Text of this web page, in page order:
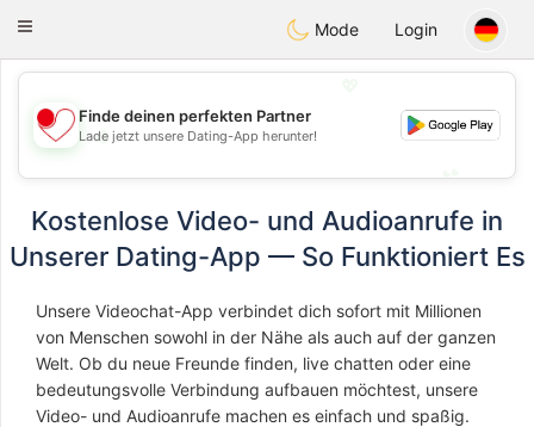
Chat
Toggle
Mode Login
💖
💕
Finde deinen perfekten Partner
Lade jetzt unsere Dating-App herunter!
Kostenlose Video- und Audioanrufe in
Unserer Dating-App — So Funktioniert Es
Unsere Videochat-App verbindet dich sofort mit Millionen
von Menschen sowohl in der Nähe als auch auf der ganzen
Welt. Ob du neue Freunde finden, live chatten oder eine
bedeutungsvolle Verbindung aufbauen möchtest, unsere
Video- und Audioanrufe machen es einfach und spaßig.